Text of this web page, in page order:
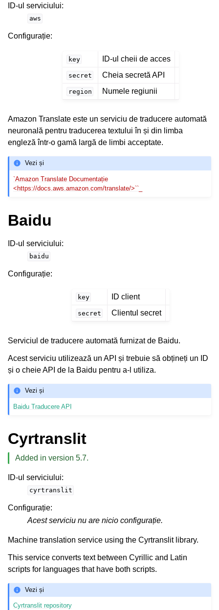
ID-ul serviciului:
aws
Configurație:
key ID-ul cheii de acces
secret Cheia secretă API
region Numele regiunii
Amazon Translate este un serviciu de traducere automată
neuronală pentru traducerea textului în și din limba
engleză într-o gamă largă de limbi acceptate.
Vezi și
`Amazon Translate Documentație
<https://docs.aws.amazon.com/translate/>``_
Baidu
ID-ul serviciului:
baidu
Configurație:
key ID client
secret Clientul secret
Serviciul de traducere automată furnizat de Baidu.
Acest serviciu utilizează un API și trebuie să obțineți un ID
și o cheie API de la Baidu pentru a-l utiliza.
Vezi și
Baidu Traducere API
Cyrtranslit
Added in version 5.7.
ID-ul serviciului:
cyrtranslit
Configurație:
Acest serviciu nu are nicio configurație.
Machine translation service using the Cyrtranslit library.
This service converts text between Cyrillic and Latin
scripts for languages that have both scripts.
Vezi și
Cyrtranslit repository